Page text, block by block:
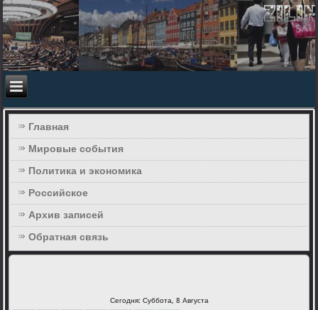
Главная
Мировые события
Политика и экономика
Российское
Архив записей
Обратная связь
Сегодня: Суббота, 8 Августа